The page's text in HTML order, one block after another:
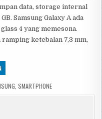
data, storage internal
Samsung Galaxy A ada
4 yang memesona.
ketebalan 7,3 mm,
SMARTPHONE